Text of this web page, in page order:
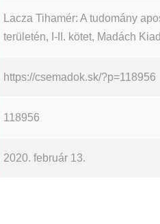
Lacza Tihamér: A tudomány
területén, I-II. kötet, Madách
https://csemadok.sk/?p=118956
118956
2020. február 13.